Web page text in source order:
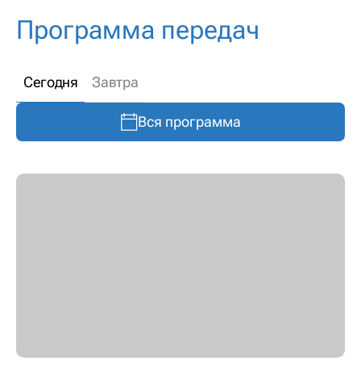
Программа передач
Сегодня Завтра
Вся программа